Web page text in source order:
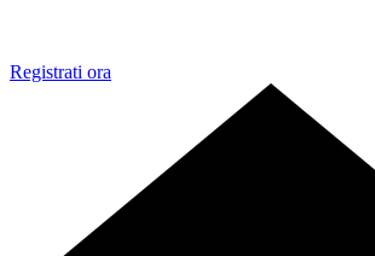
Registrati ora